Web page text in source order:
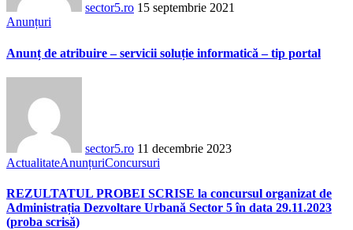
sector5.ro 15 septembrie 2021
Anunțuri
Anunț de atribuire – servicii soluție informatică – tip portal
sector5.ro 11 decembrie 2023
ActualitateAnunțuriConcursuri
REZULTATUL PROBEI SCRISE la concursul organizat de
Administrația Dezvoltare Urbană Sector 5 în data 29.11.2023
(proba scrisă)